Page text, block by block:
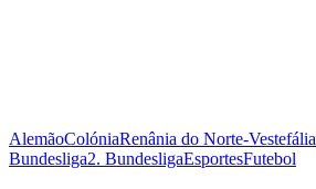
AlemãoColóniaRenânia do Norte-Vestefália
Bundesliga2. BundesligaEsportesFutebol